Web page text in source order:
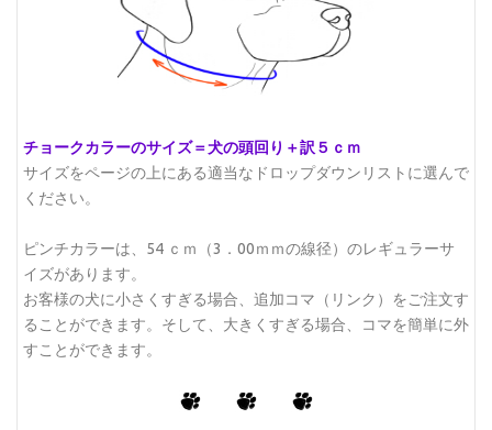
チョークカラーのサイズ＝犬の頭回り＋訳５ｃｍ
サイズをページの上にある適当なドロップダウンリストに選んで
ください。
ピンチカラーは、54 ｃｍ（3．00ｍｍの線径）のレギュラーサ
イズがあります。
お客様の犬に小さくすぎる場合、追加コマ（リンク）をご注文す
ることができます。そして、大きくすぎる場合、コマを簡単に外
すことができます。